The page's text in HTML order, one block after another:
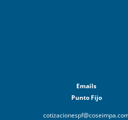
Emails
Punto Fijo